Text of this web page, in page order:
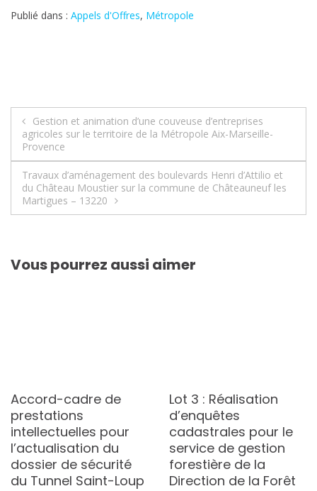
Publié dans : Appels d'Offres, Métropole
Navigation
de
l’article
Gestion et animation d’une couveuse d’entreprises
agricoles sur le territoire de la Métropole Aix-Marseille-
Provence
Travaux d’aménagement des boulevards Henri d’Attilio et
du Château Moustier sur la commune de Châteauneuf les
Martigues – 13220
Vous pourrez aussi aimer
Accord-cadre de
prestations
intellectuelles pour
l’actualisation du
dossier de sécurité
du Tunnel Saint-Loup
Lot 3 : Réalisation
d’enquêtes
cadastrales pour le
service de gestion
forestière de la
Direction de la Forêt